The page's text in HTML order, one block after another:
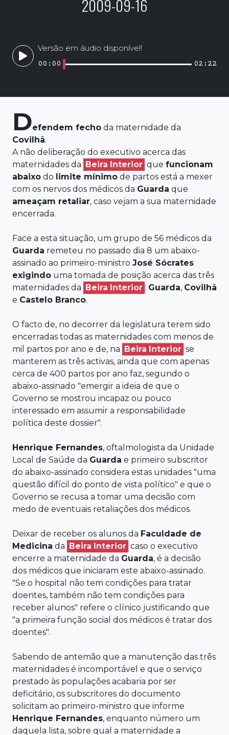
2009-09-16
Versão em áudio disponível!
00:00 02:22
Defendem fecho da maternidade da
Covilhã.
A não deliberação do executivo acerca das
maternidades da
Beira Interior que funcionam
abaixo do limite mínimo de partos está a mexer
com os nervos dos médicos da Guarda que
ameaçam retaliar, caso vejam a sua maternidade
encerrada.
Face a esta situação, um grupo de 56 médicos da
Guarda remeteu no passado dia 8 um abaixo-
assinado ao primeiro-ministro José Sócrates
exigindo uma tomada de posição acerca das três
maternidades da
Beira Interior : Guarda, Covilhã
e Castelo Branco.
O facto de, no decorrer da legislatura terem sido
encerradas todas as maternidades com menos de
mil partos por ano e de, na
Beira Interior se
manterem as três activas, ainda que com apenas
cerca de 400 partos por ano faz, segundo o
abaixo-assinado "emergir a ideia de que o
Governo se mostrou incapaz ou pouco
interessado em assumir a responsabilidade
política deste dossier".
Henrique Fernandes, oftalmologista da Unidade
Local de Saúde da Guarda e primeiro subscritor
do abaixo-assinado considera estas unidades "uma
questão difícil do ponto de vista político" e que o
Governo se recusa a tomar uma decisão com
medo de eventuais retaliações dos médicos.
Deixar de receber os alunos da Faculdade de
Medicina da Beira Interior caso o executivo
encerre a maternidade da Guarda, é a decisão
dos médicos que iniciaram este abaixo-assinado.
"Se o hospital não tem condições para tratar
doentes, também não tem condições para
receber alunos" refere o clínico justificando que
"a primeira função social dos médicos é tratar dos
doentes".
Sabendo de antemão que a manutenção das três
maternidades é incomportável e que o serviço
prestado às populações acabaria por ser
deficitário, os subscritores do documento
solicitam ao primeiro-ministro que informe
Henrique Fernandes, enquanto número um
daquela lista, sobre qual a maternidade a